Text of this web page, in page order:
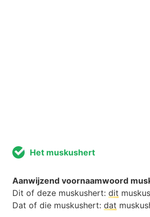
Het muskushert
Aanwijzend voornaamwoord
Dit of deze muskushert: dit
Dat of die muskushert: dat